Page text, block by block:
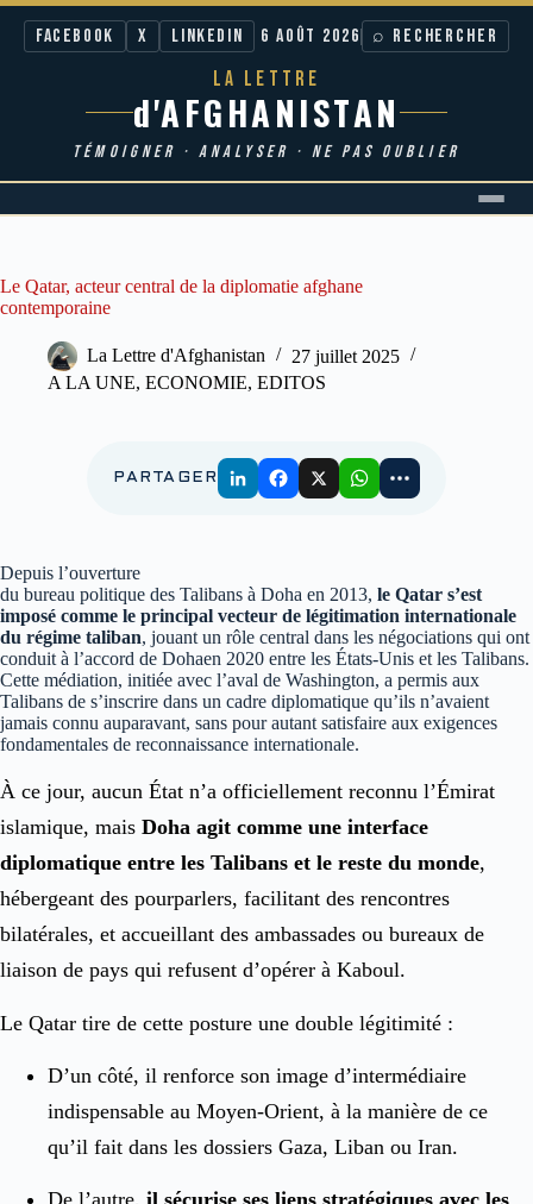
Facebook X LinkedIn 6 AOÛT 2026 ⌕ RECHERCHER
LA LETTRE
d'AFGHANISTAN
TÉMOIGNER · ANALYSER · NE PAS OUBLIER
Le Qatar, acteur central de la diplomatie afghane
contemporaine
La Lettre d'Afghanistan
27 juillet 2025
A LA UNE, ECONOMIE, EDITOS
PARTAGER
Depuis l’ouverture
du bureau politique des Talibans à Doha en 2013, le Qatar s’est
imposé comme le principal vecteur de légitimation internationale
du régime taliban, jouant un rôle central dans les négociations qui ont
conduit à l’accord de Dohaen 2020 entre les États-Unis et les Talibans.
Cette médiation, initiée avec l’aval de Washington, a permis aux
Talibans de s’inscrire dans un cadre diplomatique qu’ils n’avaient
jamais connu auparavant, sans pour autant satisfaire aux exigences
fondamentales de reconnaissance internationale.
À ce jour, aucun État n’a officiellement reconnu l’Émirat
islamique, mais Doha agit comme une interface
diplomatique entre les Talibans et le reste du monde,
hébergeant des pourparlers, facilitant des rencontres
bilatérales, et accueillant des ambassades ou bureaux de
liaison de pays qui refusent d’opérer à Kaboul.
Le Qatar tire de cette posture une double légitimité :
D’un côté, il renforce son image d’intermédiaire
indispensable au Moyen-Orient, à la manière de ce
qu’il fait dans les dossiers Gaza, Liban ou Iran.